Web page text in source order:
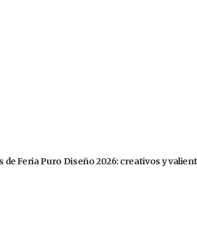
Feria Puro Diseño 2026: creativos y